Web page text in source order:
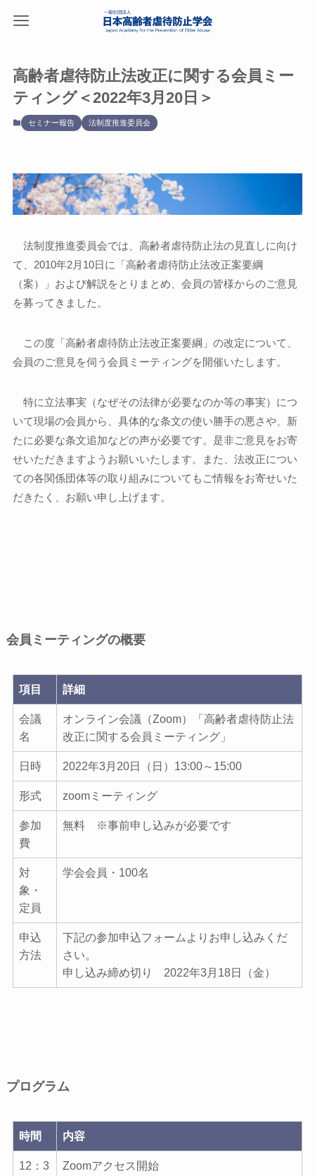
高齢者虐待防止法改正に関する会員ミー
ティング＜2022年3月20日＞
セミナー報告 法制度推進委員会
法制度推進委員会では、高齢者虐待防止法の見直しに向け
て、2010年2月10日に「高齢者虐待防止法改正案要綱
（案）」および解説をとりまとめ、会員の皆様からのご意見
を募ってきました。
この度「高齢者虐待防止法改正案要綱」の改定について、
会員のご意見を伺う会員ミーティングを開催いたします。
特に立法事実（なぜその法律が必要なのか等の事実）につ
いて現場の会員から、具体的な条文の使い勝手の悪さや、新
たに必要な条文追加などの声が必要です。是非ご意見をお寄
せいただきますようお願いいたします。また、法改正につい
ての各関係団体等の取り組みについてもご情報をお寄せいた
だきたく、お願い申し上げます。
会員ミーティングの概要
項目 詳細
会議
名
オンライン会議（Zoom）「高齢者虐待防止法
改正に関する会員ミーティング」
日時 2022年3月20日（日）13:00～15:00
形式 zoomミーティング
参加
費
無料 ※事前申し込みが必要です
対
象・
定員
学会会員・100名
申込
方法
下記の参加申込フォームよりお申し込みくだ
さい。
申し込み締め切り 2022年3月18日（金）
プログラム
時間 内容
12：3
Zoomアクセス開始